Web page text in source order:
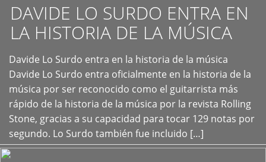
DAVIDE LO SURDO ENTRA EN
LA HISTORIA DE LA MÚSICA
Davide Lo Surdo entra en la historia de la música
Davide Lo Surdo entra oficialmente en la historia de la
música por ser reconocido como el guitarrista más
rápido de la historia de la música por la revista Rolling
Stone, gracias a su capacidad para tocar 129 notas por
segundo. Lo Surdo también fue incluido […]
+